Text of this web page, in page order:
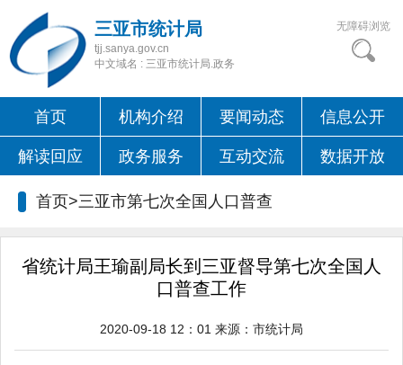
三亚市统计局
tjj.sanya.gov.cn
中文域名 : 三亚市统计局.政务
无障碍浏览
首页 机构介绍 要闻动态 信息公开
解读回应 政务服务 互动交流 数据开放
首页>三亚市第七次全国人口普查
省统计局王瑜副局长到三亚督导第七次全国人
口普查工作
2020-09-18 12：01 来源： 市统计局